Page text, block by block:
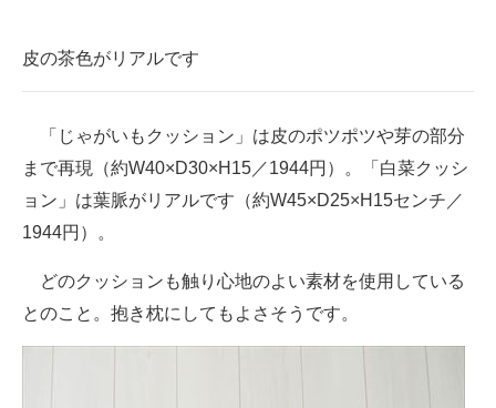
皮の茶色がリアルです
「じゃがいもクッション」は皮のポツポツや芽の部分
まで再現（約W40×D30×H15／1944円）。「白菜クッシ
ョン」は葉脈がリアルです（約W45×D25×H15センチ／
1944円）。
どのクッションも触り心地のよい素材を使用している
とのこと。抱き枕にしてもよさそうです。